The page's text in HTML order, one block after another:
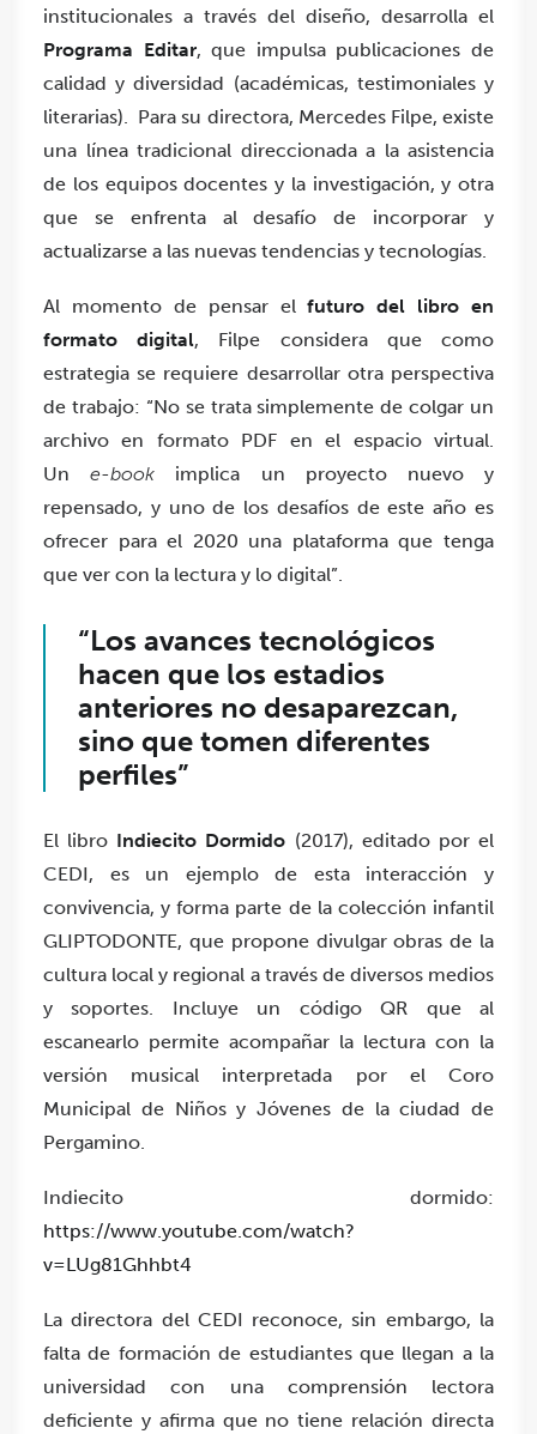
institucionales a través del diseño, desarrolla el
Programa Editar, que impulsa publicaciones de
calidad y diversidad (académicas, testimoniales y
literarias). Para su directora, Mercedes Filpe, existe
una línea tradicional direccionada a la asistencia
de los equipos docentes y la investigación, y otra
que se enfrenta al desafío de incorporar y
actualizarse a las nuevas tendencias y tecnologías.
Al momento de pensar elfuturo del libro en
formato digital, Filpe considera que como
estrategia se requiere desarrollar otra perspectiva
de trabajo: “No se trata simplemente de colgar un
archivo en formato PDF en el espacio virtual.
Une-book implica un proyecto nuevo y
repensado, y uno de los desafíos de este año es
ofrecer para el 2020 una plataforma que tenga
que ver con la lectura y lo digital”.
“Los avances tecnológicos
hacen que los estadios
anteriores no desaparezcan,
sino que tomen diferentes
perfiles”
El libro Indiecito Dormido (2017), editado por el
CEDI, es un ejemplo de esta interacción y
convivencia, y forma parte de la colección infantil
GLIPTODONTE, que propone divulgar obras de la
cultura local y regional a través de diversos medios
y soportes. Incluye un código QR que al
escanearlo permite acompañar la lectura con la
versión musical interpretada por el Coro
Municipal de Niños y Jóvenes de la ciudad de
Pergamino.
Indiecito dormido:
https://www.youtube.com/watch?
v=LUg81Ghhbt4
La directora del CEDI reconoce, sin embargo, la
falta de formación de estudiantes que llegan a la
universidad con una comprensión lectora
deficiente y afirma que no tiene relación directa